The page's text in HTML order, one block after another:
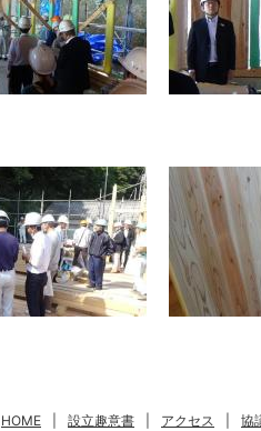
HOME 設立趣意書 アクセス 協